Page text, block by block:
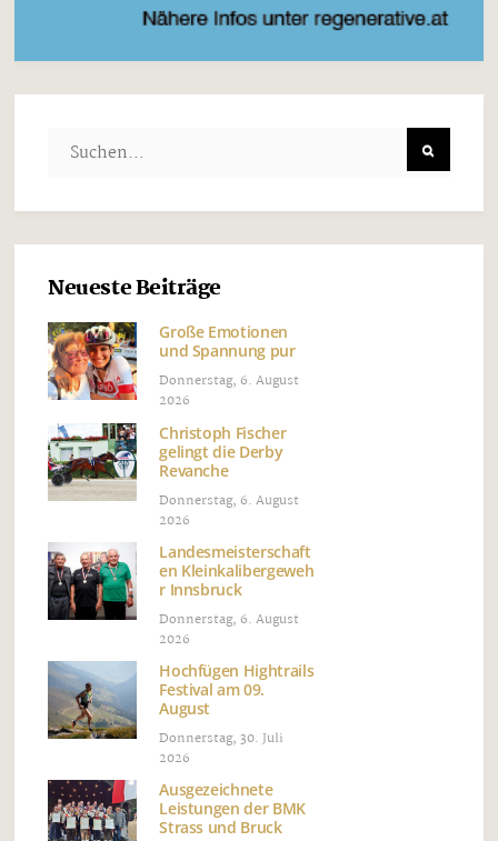
Neueste Beiträge
Große Emotionen
und Spannung pur
Donnerstag, 6. August
2026
Christoph Fischer
gelingt die Derby
Revanche
Donnerstag, 6. August
2026
Landesmeisterschaft
en Kleinkalibergeweh
r Innsbruck
Donnerstag, 6. August
2026
Hochfügen Hightrails
Festival am 09.
August
Donnerstag, 30. Juli
2026
Ausgezeichnete
Leistungen der BMK
Strass und Bruck